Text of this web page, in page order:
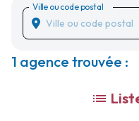
Ville ou code postal
1 agence trouvée :